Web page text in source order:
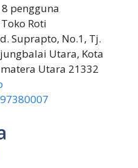
pengguna
Toko Roti
Suprapto, No.1, Tj.
Utara, Kota
Utara 21332